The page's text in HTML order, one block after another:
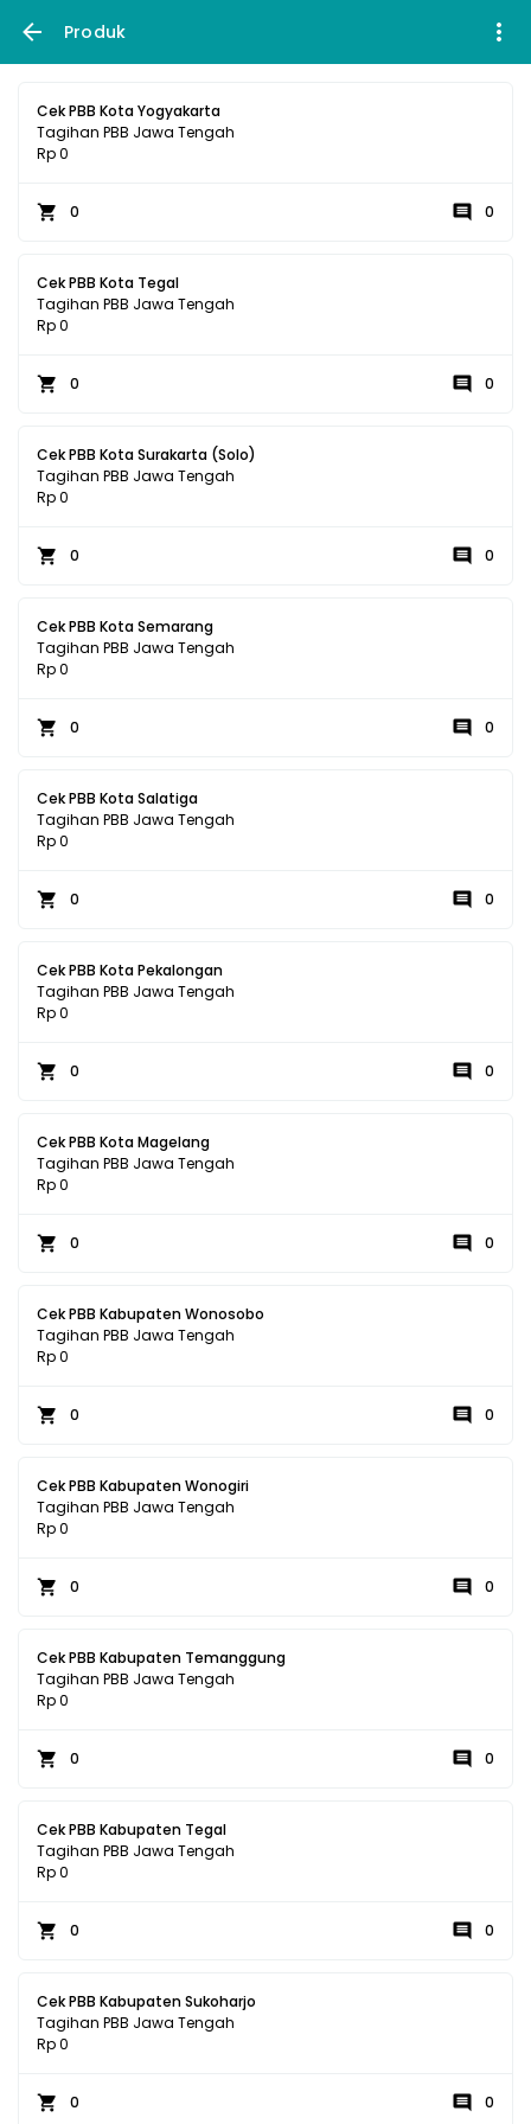
Produk
Cek PBB Kota Yogyakarta
Tagihan PBB Jawa Tengah
Rp 0
0 0
Cek PBB Kota Tegal
Tagihan PBB Jawa Tengah
Rp 0
0 0
Cek PBB Kota Surakarta (Solo)
Tagihan PBB Jawa Tengah
Rp 0
0 0
Cek PBB Kota Semarang
Tagihan PBB Jawa Tengah
Rp 0
0 0
Cek PBB Kota Salatiga
Tagihan PBB Jawa Tengah
Rp 0
0 0
Cek PBB Kota Pekalongan
Tagihan PBB Jawa Tengah
Rp 0
0 0
Cek PBB Kota Magelang
Tagihan PBB Jawa Tengah
Rp 0
0 0
Cek PBB Kabupaten Wonosobo
Tagihan PBB Jawa Tengah
Rp 0
0 0
Cek PBB Kabupaten Wonogiri
Tagihan PBB Jawa Tengah
Rp 0
0 0
Cek PBB Kabupaten Temanggung
Tagihan PBB Jawa Tengah
Rp 0
0 0
Cek PBB Kabupaten Tegal
Tagihan PBB Jawa Tengah
Rp 0
0 0
Cek PBB Kabupaten Sukoharjo
Tagihan PBB Jawa Tengah
Rp 0
0 0